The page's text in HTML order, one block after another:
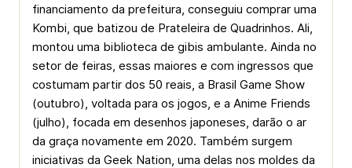
financiamento da prefeitura, conseguiu comprar uma
Kombi, que batizou de Prateleira de Quadrinhos. Ali,
montou uma biblioteca de gibis ambulante. Ainda no
setor de feiras, essas maiores e com ingressos que
costumam partir dos 50 reais, a Brasil Game Show
(outubro), voltada para os jogos, e a Anime Friends
(julho), focada em desenhos japoneses, darão o ar
da graça novamente em 2020. Também surgem
iniciativas da Geek Nation, uma delas nos moldes da